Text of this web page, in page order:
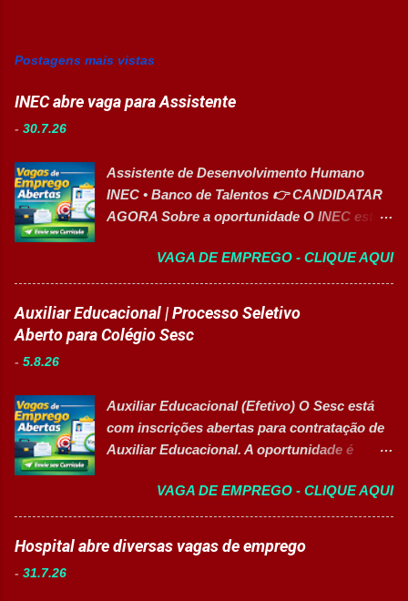
Postagens mais vistas
INEC abre vaga para Assistente
- 30.7.26
Assistente de Desenvolvimento Humano
INEC • Banco de Talentos 👉 CANDIDATAR
AGORA Sobre a oportunidade O INEC está
Talentos da função de Assistente de
Desenvolvimento Humano . O profissional
dará suporte às atividades de Recursos
Humanos, recrutamento e seleção,
administração de pessoal e atendimento aos
que desejam desenvolver carreira na área de
Gestão de Pessoas. Salário R$ 2.236,38
Principais atividades Apoiar os processos de
atendimento aos colaboradores. Dar suporte
às rotinas de Departamento Pessoal.
Acompanhar e controlar benefícios.
VAGA DE EMPREGO - CLIQUE AQUI
Auxiliar Educacional | Processo Seletivo
Aberto para Colégio Sesc
- 5.8.26
Auxiliar Educacional (Efetivo) O Sesc está
com inscrições abertas para contratação de
Auxiliar Educacional. A oportunidade é
nas áreas da educação que desejam atuar
em ambiente escolar, apoiando professores
e estudantes. 👉 CANDIDATAR-SE AGORA
Resumo da vaga Cargo: Auxiliar
VAGA DE EMPREGO - CLIQUE AQUI
Hospital abre diversas vagas de emprego
- 31.7.26